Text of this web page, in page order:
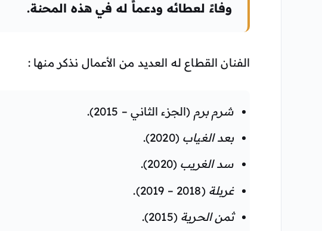
وفاءً لعطائه ودعماً له في هذه المحنة.
الفنان القطاع له العديد من الأعمال نذكر منها :
شرم برم (الجزء الثاني – 2015).
بعد الغياب (2020).
سد الغريب (2020).
غربلة (2018 – 2019).
ثمن الحرية (2015).